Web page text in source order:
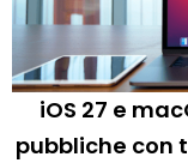
iOS 27 e
pubbliche con